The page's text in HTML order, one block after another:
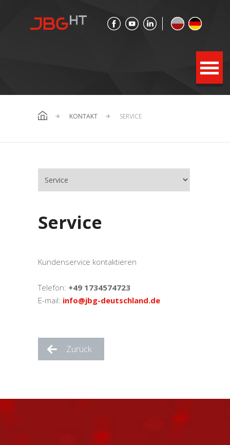
KONTAKT SERVICE
Service
Kundenservice kontaktieren
Telefon: +49 1734574723
E-mail: info@jbg-deutschland.de
Zurück